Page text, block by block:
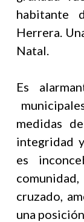
habitante
Herrera.
Natal.
Es
medidas
integridad
es
cruzado,
una